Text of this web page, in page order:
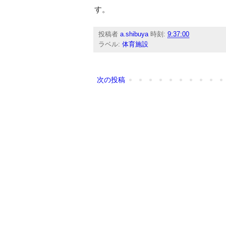
す。
投稿者 a.shibuya 時刻: 9:37:00
ラベル: 体育施設
次の投稿